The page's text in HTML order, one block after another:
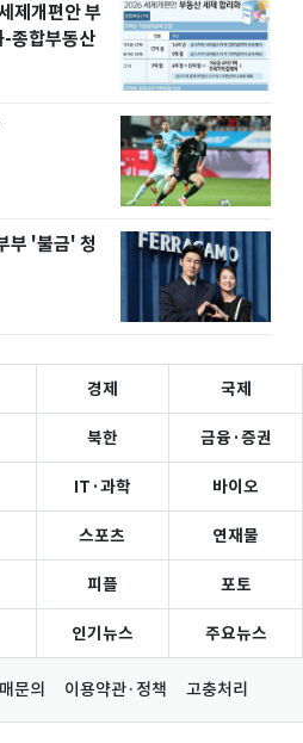
제개편안 부
-종합부동산
부 '불금' 청
경제 국제
북한 금융·증권
IT·과학 바이오
스포츠 연재물
피플 포토
인기뉴스 주요뉴스
문의 이용약관·정책 고충처리